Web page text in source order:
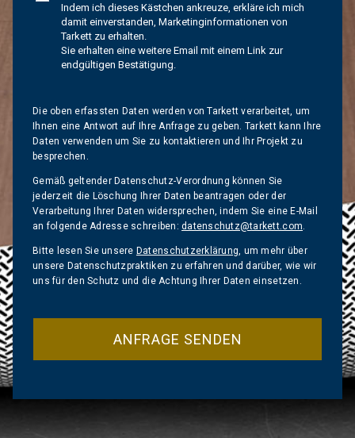
Indem ich dieses Kästchen ankreuze, erkläre ich mich
damit einverstanden, Marketinginformationen von
Tarkett zu erhalten.
Sie erhalten eine weitere Email mit einem Link zur
endgültigen Bestätigung.
Die oben erfassten Daten werden von Tarkett verarbeitet, um
Ihnen eine Antwort auf Ihre Anfrage zu geben. Tarkett kann Ihre
Daten verwenden um Sie zu kontaktieren und Ihr Projekt zu
besprechen.
Gemäß geltender Datenschutz-Verordnung können Sie
jederzeit die Löschung Ihrer Daten beantragen oder der
Verarbeitung Ihrer Daten widersprechen, indem Sie eine E-Mail
an folgende Adresse schreiben:datenschutz@tarkett.com.
Bitte lesen Sie unsere Datenschutzerklärung, um mehr über
unsere Datenschutzpraktiken zu erfahren und darüber, wie wir
uns für den Schutz und die Achtung Ihrer Daten einsetzen.